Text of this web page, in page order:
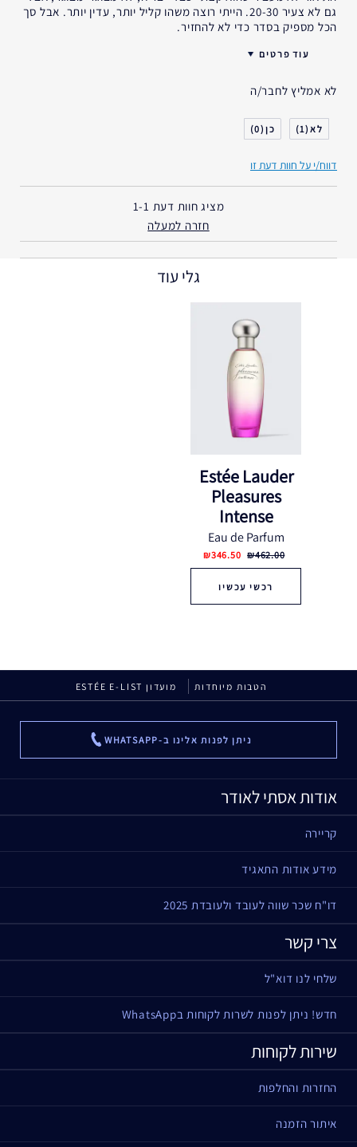
גם לא צעיר 20-30. הייתי רוצה משהו קליל יותר, עדין יותר. אבל סך
הכל מספיק בסדר כדי לא להחזיר.
עוד פרטים
לא אמליץ לחבר/ה
1
0
דווח/י על חוות דעת זו
מציג חוות דעת 1-1
חזרה למעלה
גלי עוד
Estée Lauder
Pleasures
Intense‎
Eau de Parfum
₪462.00
₪346.50
רכשי עכשיו
הטבות מיוחדות מועדון ESTÉE E-LIST
ניתן לפנות אלינו ב-WHATSAPP ...
אודות אסתי לאודר
קריירה
מידע אודות התאגיד
דו"ח שכר שווה לעובד ולעובדת 2025
צרי קשר
שלחי לנו דוא"ל
חדש! ניתן לפנות לשרות לקוחות בWhatsApp
שירות לקוחות
החזרות והחלפות
איתור הזמנה